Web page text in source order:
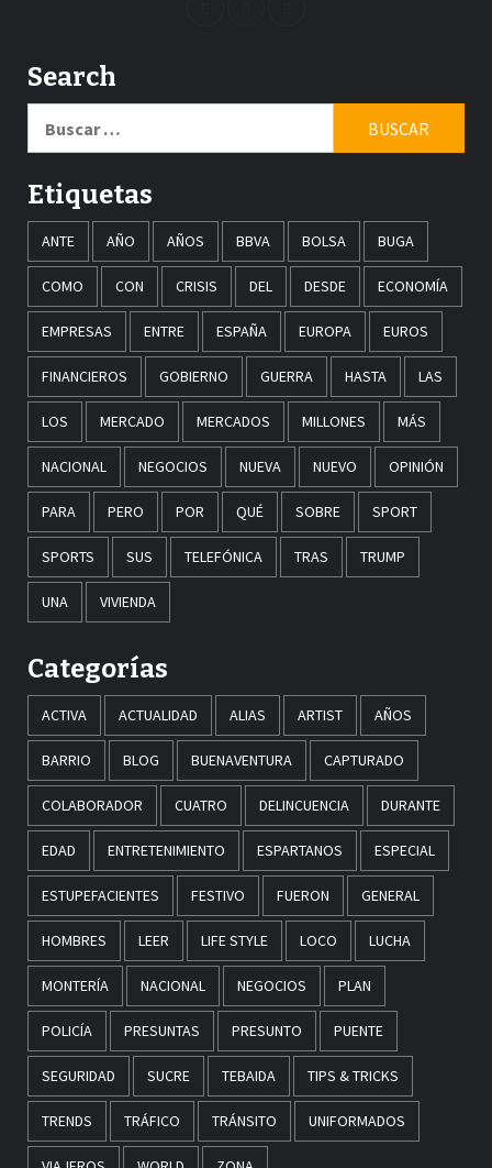
Search
Etiquetas
ANTE AÑO AÑOS BBVA BOLSA BUGA
COMO CON CRISIS DEL DESDE ECONOMÍA
EMPRESAS ENTRE ESPAÑA EUROPA EUROS
FINANCIEROS GOBIERNO GUERRA HASTA LAS
LOS MERCADO MERCADOS MILLONES MÁS
NACIONAL NEGOCIOS NUEVA NUEVO OPINIÓN
PARA PERO POR QUÉ SOBRE SPORT
SPORTS SUS TELEFÓNICA TRAS TRUMP
UNA VIVIENDA
Categorías
ACTIVA ACTUALIDAD ALIAS ARTIST AÑOS
BARRIO BLOG BUENAVENTURA CAPTURADO
COLABORADOR CUATRO DELINCUENCIA DURANTE
EDAD ENTRETENIMIENTO ESPARTANOS ESPECIAL
ESTUPEFACIENTES FESTIVO FUERON GENERAL
HOMBRES LEER LIFE STYLE LOCO LUCHA
MONTERÍA NACIONAL NEGOCIOS PLAN
POLICÍA PRESUNTAS PRESUNTO PUENTE
SEGURIDAD SUCRE TEBAIDA TIPS & TRICKS
TRENDS TRÁFICO TRÁNSITO UNIFORMADOS